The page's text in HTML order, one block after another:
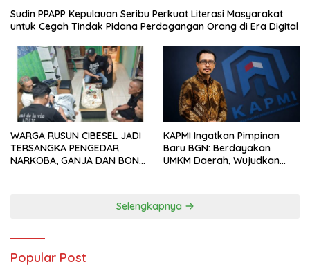
Sudin PPAPP Kepulauan Seribu Perkuat Literasi Masyarakat
untuk Cegah Tindak Pidana Perdagangan Orang di Era Digital
WARGA RUSUN CIBESEL JADI
TERSANGKA PENGEDAR
NARKOBA, GANJA DAN BONG
KAPMI Ingatkan Pimpinan
Baru BGN: Berdayakan
UMKM Daerah, Wujudkan
Selengkapnya
Popular Post